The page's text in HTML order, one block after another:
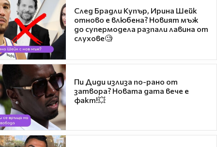
След Брадли Купър, Ирина Шейк
отново е влюбена? Новият мъж
до супермодела разпали лавина от
слухове🧐
Пи Диди излиза по-рано от
затвора? Новата дата вече е
факт!💥